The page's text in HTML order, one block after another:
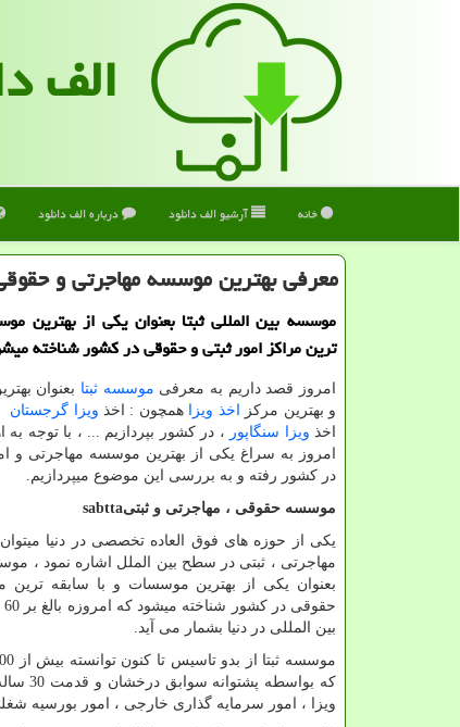
الف
خانه آرشیو الف دانلود درباره الف دانلود
معرفی بهترین موسسه مهاجرتی و
موسسه بین المللی ثبتا بعنوان یكی از بهترین
ترین مراكز امور ثبتی و حقوقی در كشور شناخته
امروز قصد داریم به معرفی موسسه ثبتا بعنوان
و بهترین مرکز
اخذ ویزا همچون : اخذ ویزا گرجستان
اخذ ویزا سنگاپور ، در کشور بپردازیم ... ، با توجه
امروز به سراغ یکی از بهترین موسسه مهاجرتی و
در کشور رفته و به بررسی این موضوع میپردازیم.
موسسه حقوقی ، مهاجرتی و ثبتیsabtta
یکی از حوزه های فوق العاده تخصصی در دنیا
مهاجرتی ، ثبتی در سطح بین الملل اشاره نمود ،
بعنوان یکی از بهترین موسسات و با سابقه ترین
بین المللی در دنیا بشمار می آید.
که
ویزا ، امور سرمایه گذاری خارجی ، امور بورسیه